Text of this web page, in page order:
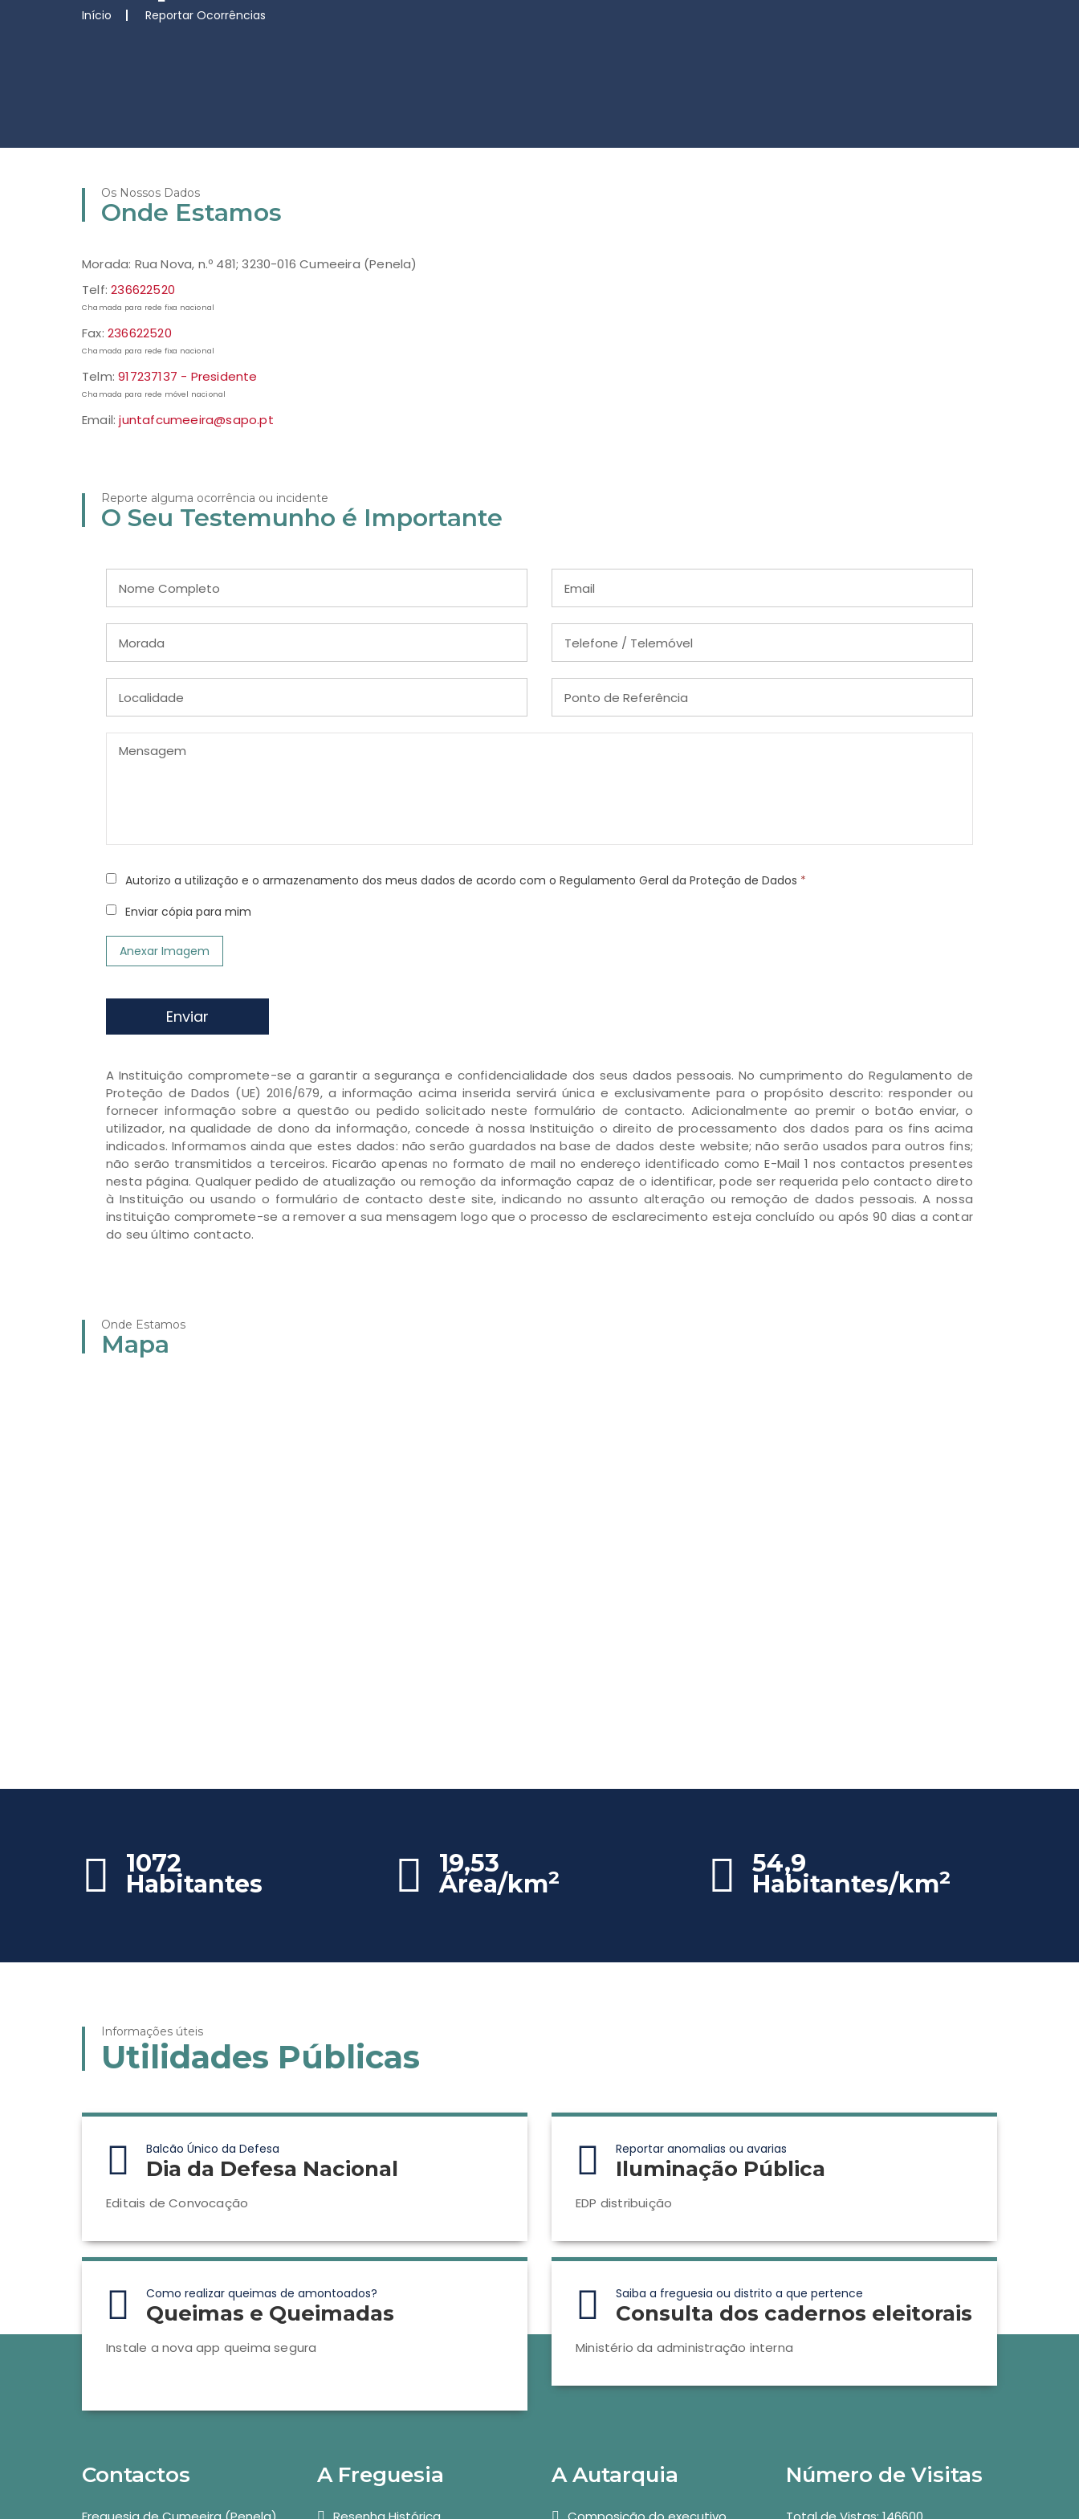
Início Reportar Ocorrências
Os Nossos Dados
Onde Estamos
Morada: Rua Nova, n.º 481; 3230-016 Cumeeira (Penela)
Telf:236622520
Chamada para rede fixa nacional
Fax: 236622520
Chamada para rede fixa nacional
Telm:917237137 - Presidente
Chamada para rede móvel nacional
Email:juntafcumeeira@sapo.pt
Reporte alguma ocorrência ou incidente
O Seu Testemunho é Importante
Autorizo a utilização e o armazenamento dos meus dados de acordo com o Regulamento Geral da Proteção de Dados *
Enviar cópia para mim
Anexar Imagem
Enviar
A Instituição compromete-se a garantir a segurança e confidencialidade dos seus dados pessoais. No cumprimento do Regulamento de
Proteção de Dados (UE) 2016/679, a informação acima inserida servirá única e exclusivamente para o propósito descrito: responder ou
fornecer informação sobre a questão ou pedido solicitado neste formulário de contacto. Adicionalmente ao premir o botão enviar, o
utilizador, na qualidade de dono da informação, concede à nossa Instituição o direito de processamento dos dados para os fins acima
indicados. Informamos ainda que estes dados: não serão guardados na base de dados deste website; não serão usados para outros fins;
não serão transmitidos a terceiros. Ficarão apenas no formato de mail no endereço identificado como E-Mail 1 nos contactos presentes
nesta página. Qualquer pedido de atualização ou remoção da informação capaz de o identificar, pode ser requerida pelo contacto direto
à Instituição ou usando o formulário de contacto deste site, indicando no assunto alteração ou remoção de dados pessoais. A nossa
instituição compromete-se a remover a sua mensagem logo que o processo de esclarecimento esteja concluído ou após 90 dias a contar
do seu último contacto.
Onde Estamos
Mapa
1072
Habitantes
19,53
Área/km2 54,9
Habitantes/km2
Informações úteis
Utilidades Públicas
Balcão Único da Defesa
Dia da Defesa Nacional
Editais de Convocação
Reportar anomalias ou avarias
Iluminação Pública
EDP distribuição
Como realizar queimas de amontoados?
Queimas e Queimadas
Instale a nova app queima segura
Saiba a freguesia ou distrito a que pertence
Consulta dos cadernos eleitorais
Ministério da administração interna
Contactos A Freguesia A Autarquia Número de Visitas